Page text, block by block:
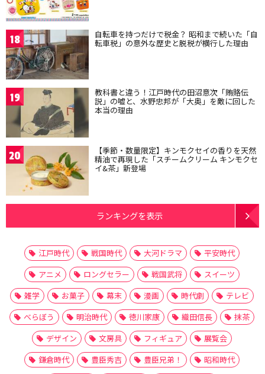
18 自転車を持つだけで税金？ 昭和まで続いた「自
転車税」の意外な歴史と脱税が横行した理由
19 教科書と違う！江戸時代の田沼意次「賄賂伝
説」の嘘と、水野忠邦が「大奥」を敵に回した
本当の理由
20 【季節・数量限定】キンモクセイの香りを天然
精油で再現した「スチームクリーム キンモクセ
イ&茶」新登場
ランキングを表示
江戸時代 戦国時代 大河ドラマ
平安時代
アニメ
ロングセラー 戦国武将
スイーツ
雑学
お菓子 幕末 漫画 時代劇
テレビ
べらぼう
明治時代 徳川家康 織田信長
抹茶
デザイン
文房具 フィギュア
展覧会
鎌倉時代
豊臣秀吉 豊臣兄弟！
昭和時代